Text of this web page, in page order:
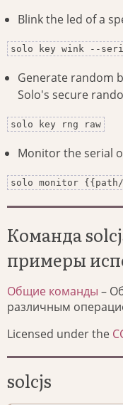
Blink the led of a
solo key wink --
Generate random
Solo's secure
solo key rng raw
Monitor the serial
solo monitor
Команда
примеры
Общие команды –
различным
Licensed under the
solcjs